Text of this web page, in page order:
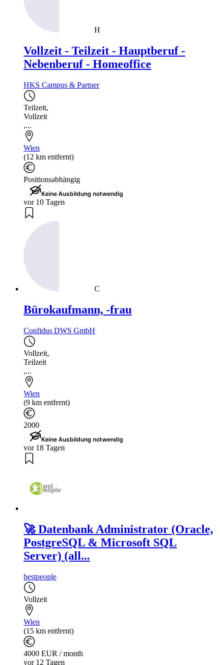
H
Vollzeit - Teilzeit - Hauptberuf -
Nebenberuf - Homeoffice
HKS Campus & Partner
Teilzeit,
Vollzeit
,...
Wien
(12 km entfernt)
Positionsabhängig
Keine Ausbildung notwendig
vor 10 Tagen
C
Bürokaufmann, -frau
Confidus DWS GmbH
Vollzeit,
Teilzeit
,...
Wien
(9 km entfernt)
2000
Keine Ausbildung notwendig
vor 18 Tagen
🚀 Datenbank Administrator (Oracle,
PostgreSQL & Microsoft SQL
Server) (all...
bestpeople
Vollzeit
Wien
(15 km entfernt)
4000 EUR / month
vor 12 Tagen